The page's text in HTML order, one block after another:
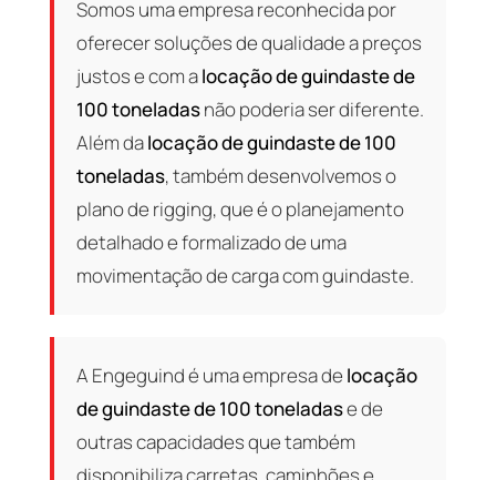
Somos uma empresa reconhecida por
oferecer soluções de qualidade a preços
justos e com alocação de guindaste de
100 toneladasnão poderia ser diferente.
Além dalocação de guindaste de 100
toneladas, também desenvolvemos o
plano de rigging, que é o planejamento
detalhado e formalizado de uma
movimentação de carga com guindaste.
A Engeguind é uma empresa de locação
de guindaste de 100 toneladase de
outras capacidades que também
disponibiliza carretas, caminhões e